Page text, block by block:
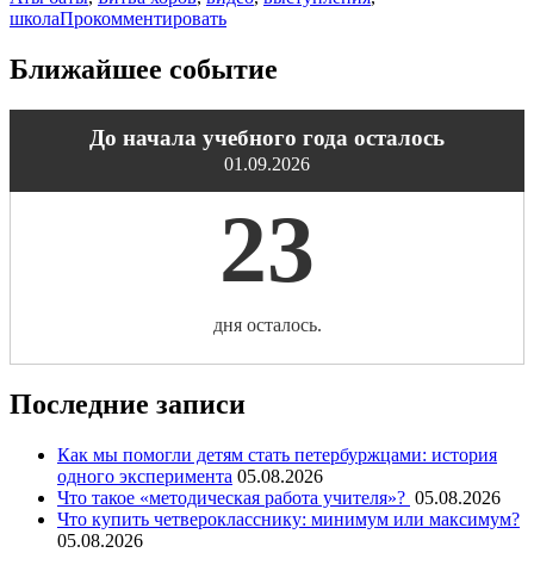
школаПрокомментировать
Ближайшее событие
До начала учебного года осталось
01.09.2026
23
дня осталось.
Последние записи
Как мы помогли детям стать петербуржцами: история
одного эксперимента 05.08.2026
Что такое «методическая работа учителя»? 05.08.2026
Что купить четверокласснику: минимум или максимум?
05.08.2026